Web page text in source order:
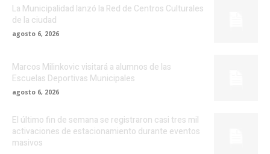
La Municipalidad lanzó la Red de Centros Culturales
de la ciudad
agosto 6, 2026
Marcos Milinkovic visitará a alumnos de las
Escuelas Deportivas Municipales
agosto 6, 2026
El último fin de semana se registraron casi tres mil
activaciones de estacionamiento durante eventos
masivos